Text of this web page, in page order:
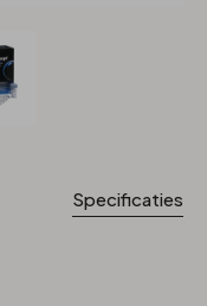
Specificaties